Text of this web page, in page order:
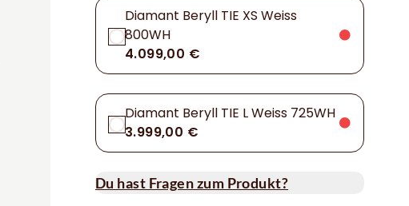
Diamant Beryll TIE XS Weiss
800WH
4.099,00 €
Diamant Beryll TIE L Weiss 725WH
3.999,00 €
Du hast Fragen zum Produkt?